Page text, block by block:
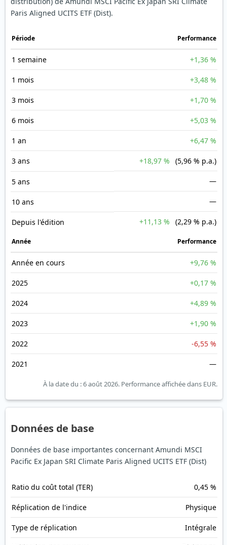
Paris Aligned UCITS ETF (Dist).
Période Performance
1 semaine +1,36 %
1 mois +3,48 %
3 mois +1,70 %
6 mois +5,03 %
1 an +6,47 %
3 ans +18,97 % (5,96 % p.a.)
5 ans —
10 ans —
Depuis l'édition +11,13 % (2,29 % p.a.)
Année Performance
Année en cours +9,76 %
2025 +0,17 %
2024 +4,89 %
2023 +1,90 %
2022 -6,55 %
2021 —
À la date du : 6 août 2026. Performance affichée dans EUR.
Données de base
Données de base importantes concernant Amundi MSCI
Pacific Ex Japan SRI Climate Paris Aligned UCITS ETF (Dist)
Ratio du coût total (TER) 0,45 %
Réplication de l'indice Physique
Type de réplication Intégrale